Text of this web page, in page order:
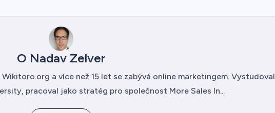
O Nadav Zelver
a více než 15 let se zabývá online marketingem. Vystudoval
pracoval jako stratég pro společnost More Sales In...